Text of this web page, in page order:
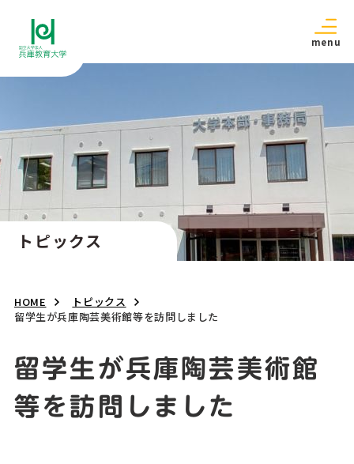
menu
トピックス
HOME
トピックス
留学生が兵庫陶芸美術館等を訪問しました
留学生が兵庫陶芸美術館
等を訪問しました